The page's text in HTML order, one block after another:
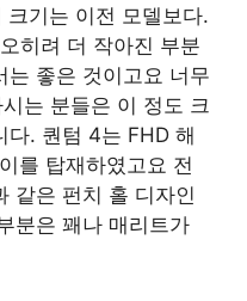
기는 이전 모델보다.
히려 더 작아진 부분
는 좋은 것이고요 너무
는 분들은 이 정도 크
다. 퀀텀 4는 FHD 해
를 탑재하였고요 전
같은 펀치 홀 디자인
분은 꽤나 매리트가